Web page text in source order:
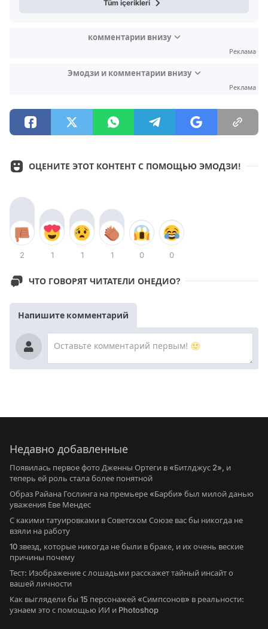
Tüm içerikleri
комментарии внизу
Реклама
Эмодзи и комментарии внизу
Реклама
ОЦЕНИТЕ ЭТОТ КОНТЕНТ С ПОМОЩЬЮ ЭМОДЗИ!
2 1 1 1 0 0
ЧТО ГОВОРЯТ ЧИТАТЕЛИ ОНЕДИО?
Напишите комментарий
Недавно добавленные
Появилась первое фото Дженны Ортеги в «Битлджус 2», и
теперь ей роль стала более понятной
Образ Райана Гослинга на премьере «Барби» был милой данью
уважения Еве Мендес
С какими татуировками в Советском Союзе вас бы никогда не
взяли на работу
10 звезд, которые никогда не были в браке, и их очень веские
причины почему
Тест: Изображение с лошадьми расскажет тайный инсайт о
вашей личности
Как выглядели бы 15 персонажей «Симпсонов» в реальности:
узнаем это с помощью ИИ и Photoshop